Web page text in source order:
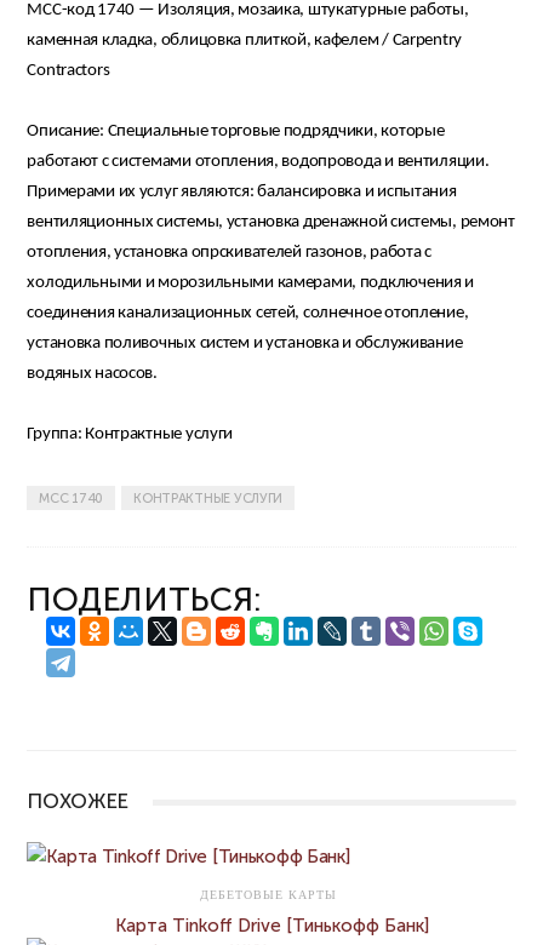
MCC-код 1740 — Изоляция, мозаика, штукатурные работы,
каменная кладка, облицовка плиткой, кафелем / Carpentry
Contractors
Описание: Специальные торговые подрядчики, которые
работают с системами отопления, водопровода и вентиляции.
Примерами их услуг являются: балансировка и испытания
вентиляционных системы, установка дренажной системы, ремонт
отопления, установка опрскивателей газонов, работа с
холодильными и морозильными камерами, подключения и
соединения канализационных сетей, солнечное отопление,
установка поливочных систем и установка и обслуживание
водяных насосов.
Группа: Контрактные услуги
MCC 1740 КОНТРАКТНЫЕ УСЛУГИ
ПОДЕЛИТЬСЯ:
ПОХОЖЕЕ
ДЕБЕТОВЫЕ КАРТЫ
Карта Tinkoff Drive [Тинькофф Банк]